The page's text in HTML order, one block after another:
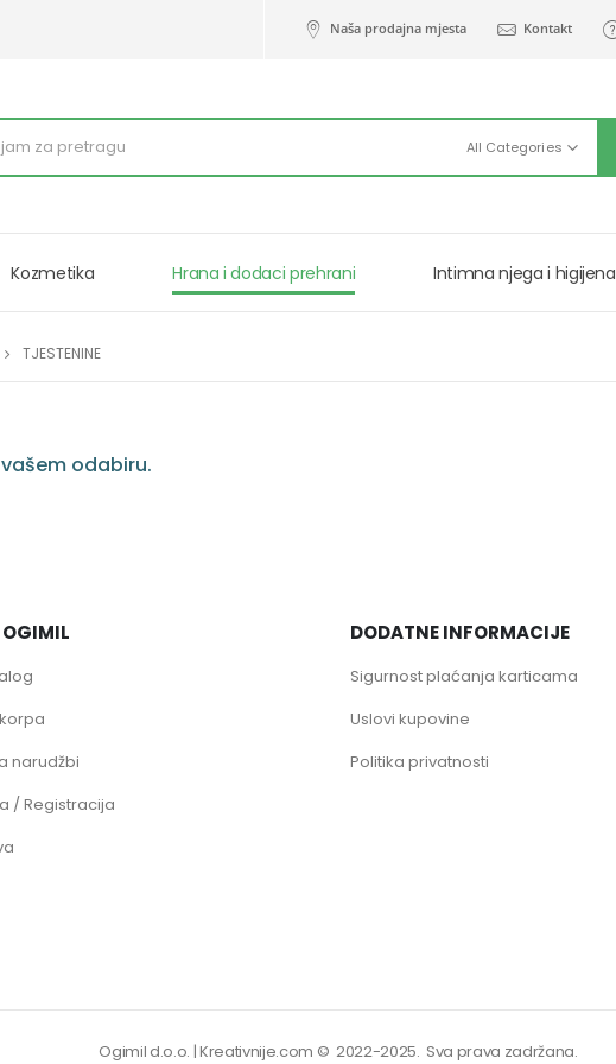
Naša prodajna mjesta Kontakt
All Categories
Kozmetika Hrana i dodaci prehrani Intimna njega i higijena
TJESTENINE
odabiru.
narudžbi
/ Registracija
DODATNE INFORMACIJE
Sigurnost plaćanja karticama
Uslovi kupovine
Politika privatnosti
Ogimil d.o.o. |Kreativnije.com © 2022-2025. Sva prava zadržana.